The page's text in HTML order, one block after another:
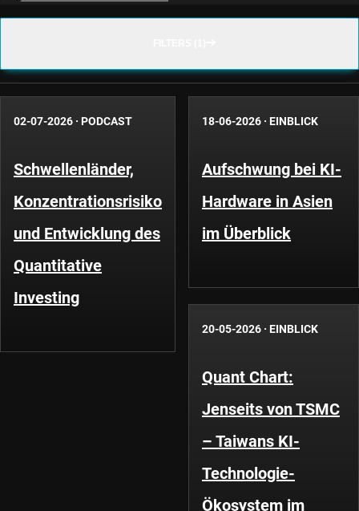
02-07-2026 · PODCAST
Schwellenländer,
Konzentrationsrisiko
und Entwicklung des
Quantitative
Investing
18-06-2026 · EINBLICK
Aufschwung bei KI-
Hardware in Asien
im Überblick
20-05-2026 · EINBLICK
Quant Chart:
Jenseits von TSMC
– Taiwans KI-
Technologie-
Ökosystem im